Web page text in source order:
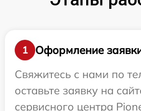
1
Оформление
Свяжитесь с нами по
оставьте заявку на
сервисного центра